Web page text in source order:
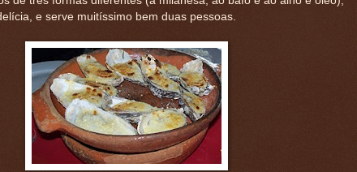
e serve muitíssimo bem duas pessoas.